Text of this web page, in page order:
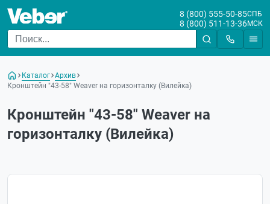
8 (800) 555-50-85СПБ
8 (800) 511-13-36МСК
Каталог Архив
Кронштейн "43-58" Weaver на горизонталку (Вилейка)
Кронштейн "43-58" Weaver на
горизонталку (Вилейка)